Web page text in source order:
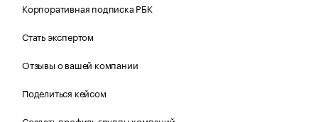
Корпоративная подписка РБК
Стать экспертом
Отзывы о вашей компании
Поделиться кейсом